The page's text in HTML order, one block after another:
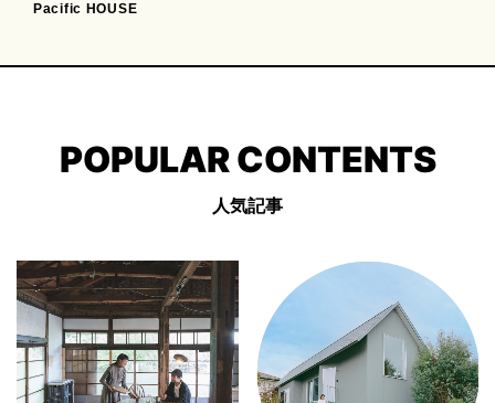
Pacific HOUSE
POPULAR CONTENTS
人気記事